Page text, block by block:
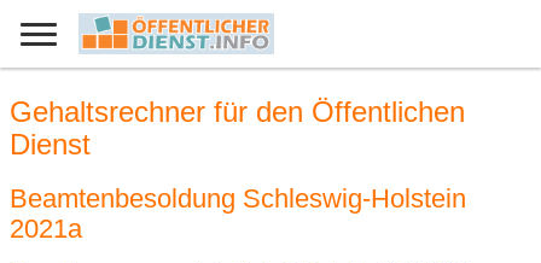
Gehaltsrechner für den Öffentlichen
Dienst
Beamtenbesoldung Schleswig-Holstein
2021a